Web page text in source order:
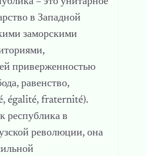
в Западной
заморскими
приверженностью
равенство,
égalité, fraternité).
республика в
революции, она